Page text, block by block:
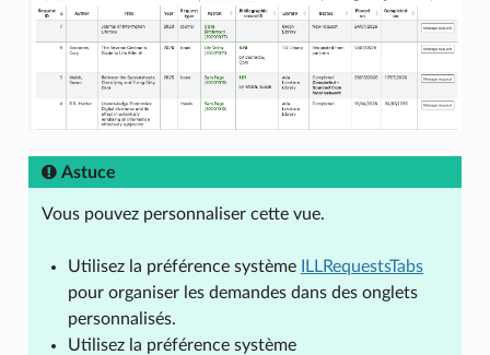
Astuce
Vous pouvez personnaliser cette vue.
Utilisez la préférence système
ILLRequestsTabs
pour organiser les demandes dans des onglets
personnalisés.
Utilisez la préférence système